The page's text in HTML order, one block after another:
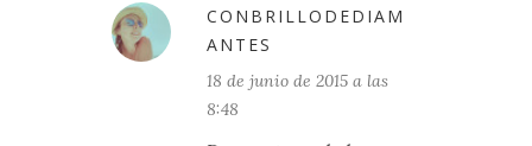
CONBRILLODEDIAM
ANTES
18 de junio de 2015 a las
8:48